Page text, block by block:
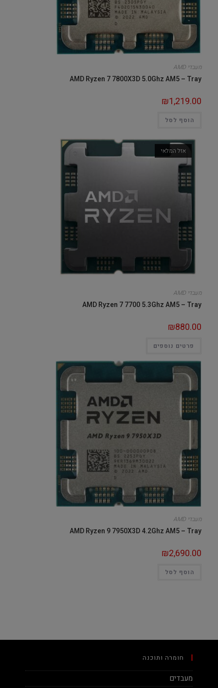
מעבדי AMD
AMD Ryzen 7 7800X3D 5.0Ghz AM5 – Tray
₪1,219.00
הוסף לסל
אזל המלאי
מעבדי AMD
AMD Ryzen 7 7700 5.3Ghz AM5 – Tray
₪880.00
פרטים נוספים
מעבדי AMD
AMD Ryzen 9 7950X3D 4.2Ghz AM5 – Tray
₪2,690.00
הוסף לסל
חומרה ותוכנה
מעבדים